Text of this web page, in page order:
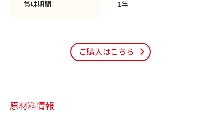
賞味期間 1年
ご購入はこちら
原材料情報